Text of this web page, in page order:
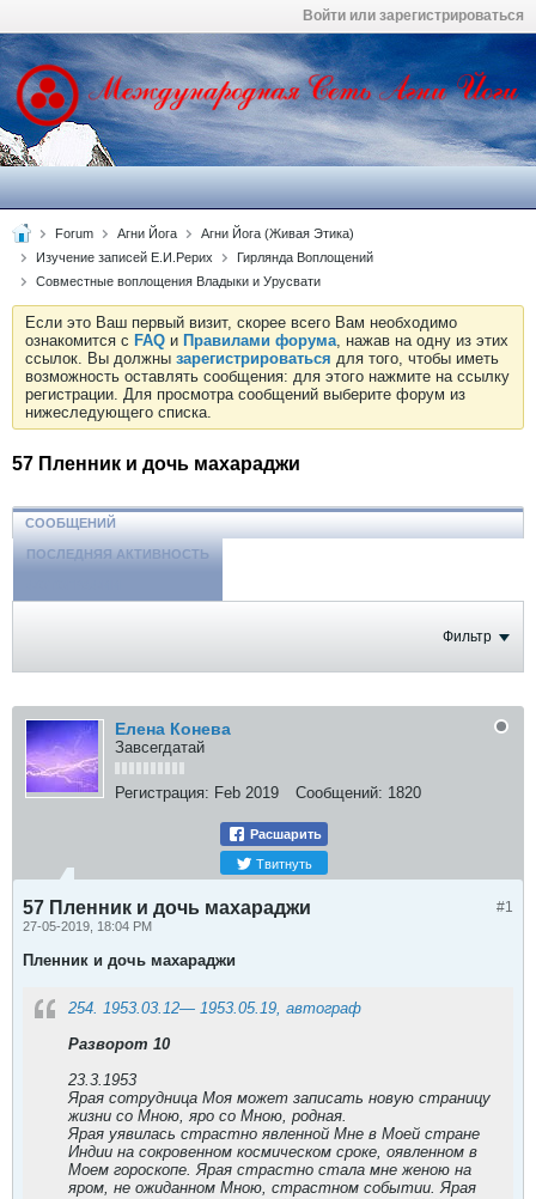
Войти или зарегистрироваться
Forum Агни Йога
Агни Йога (Живая Этика)
Изучение записей Е.И.Рерих
Гирлянда Воплощений
Совместные воплощения Владыки и Урусвати
Если это Ваш первый визит, скорее всего Вам необходимо
ознакомится с FAQ и Правилами форума, нажав на одну из этих
ссылок. Вы должны зарегистрироваться для того, чтобы иметь
возможность оставлять сообщения: для этого нажмите на ссылку
регистрации. Для просмотра сообщений выберите форум из
нижеследующего списка.
57 Пленник и дочь махараджи
СООБЩЕНИЙ
ПОСЛЕДНЯЯ АКТИВНОСТЬ
Фильтр
Елена Конева
Завсегдатай
Регистрация: Feb 2019 Сообщений: 1820
Расшарить
Твитнуть
#1
57 Пленник и дочь махараджи
27-05-2019, 18:04 PM
Пленник и дочь махараджи
254. 1953.03.12— 1953.05.19, автограф
Разворот 10
23.3.1953
Ярая сотрудница Моя может записать новую страницу
жизни со Мною, яро со Мною, родная.
Ярая уявилась страстно явленной Мне в Моей стране
Индии на сокровенном космическом сроке, оявленном в
Моем гороскопе. Ярая страстно стала мне женою на
яром, не ожиданном Мною, страстном событии. Ярая